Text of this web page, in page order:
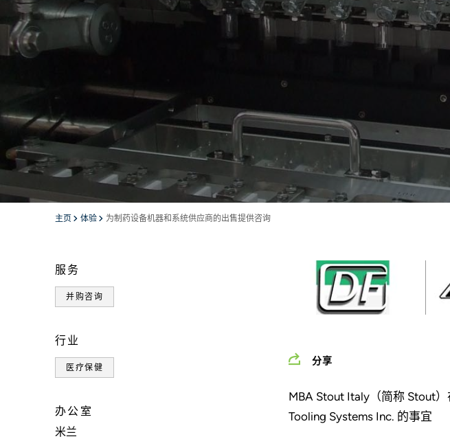
主页 体验 为制药设备机器和系统供应商的出售提供咨询
服务
并购咨询
行业
医疗保健
办公室
米兰
分享
MBA Stout Italy（简称 Stout
Tooling Systems Inc. 的事宜